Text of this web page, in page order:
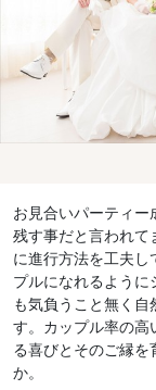
お見合いパーティー
残す事だと言われて
に進行方法を工夫し
プルになれるよう
も気負うこと無く
す。カップル率の高
る喜びとそのご縁を
か。